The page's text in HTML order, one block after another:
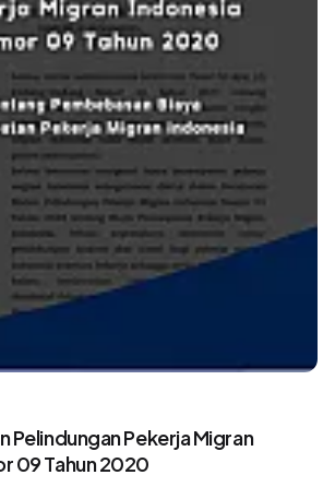
Pelindungan Pekerja Migran
09 Tahun 2020